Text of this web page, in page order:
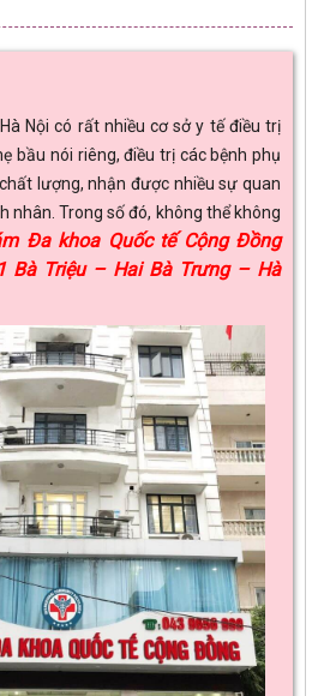
Nội có rất nhiều cơ sở y tế điều trị
bầu nói riêng, điều trị các bệnh phụ
lượng, nhận được nhiều sự quan
nhân. Trong số đó, không thể không
Đa khoa Quốc tế Cộng Đồng
Bà Triệu – Hai Bà Trưng – Hà